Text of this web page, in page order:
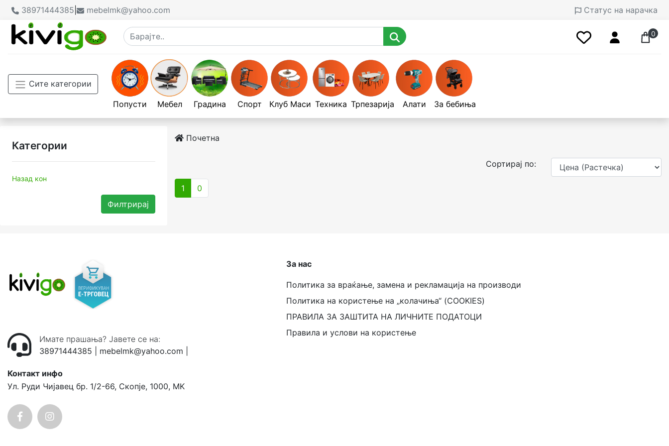
38971444385 mebelmk@yahoo.com Статус на нарачка
0
Сите категории
Попусти Мебел Градина Спорт Клуб Маси Техника Трпезарија Алати За бебиња
Категории
Назад кон
Филтрирај
Почетна
Сортирај по:
1 0
Имате прашања? Јавете се на:
38971444385
mebelmk@yahoo.com
Контакт инфо
Ул. Руди Чијавец бр. 1/2-66, Скопје, 1000, MK
За нас
Политика за враќање, замена и рекламација на производи
Политика на користење на „колачиња“ (COOKIES)
ПРАВИЛА ЗА ЗАШТИТА НА ЛИЧНИТЕ ПОДАТОЦИ
Правила и услови на користење